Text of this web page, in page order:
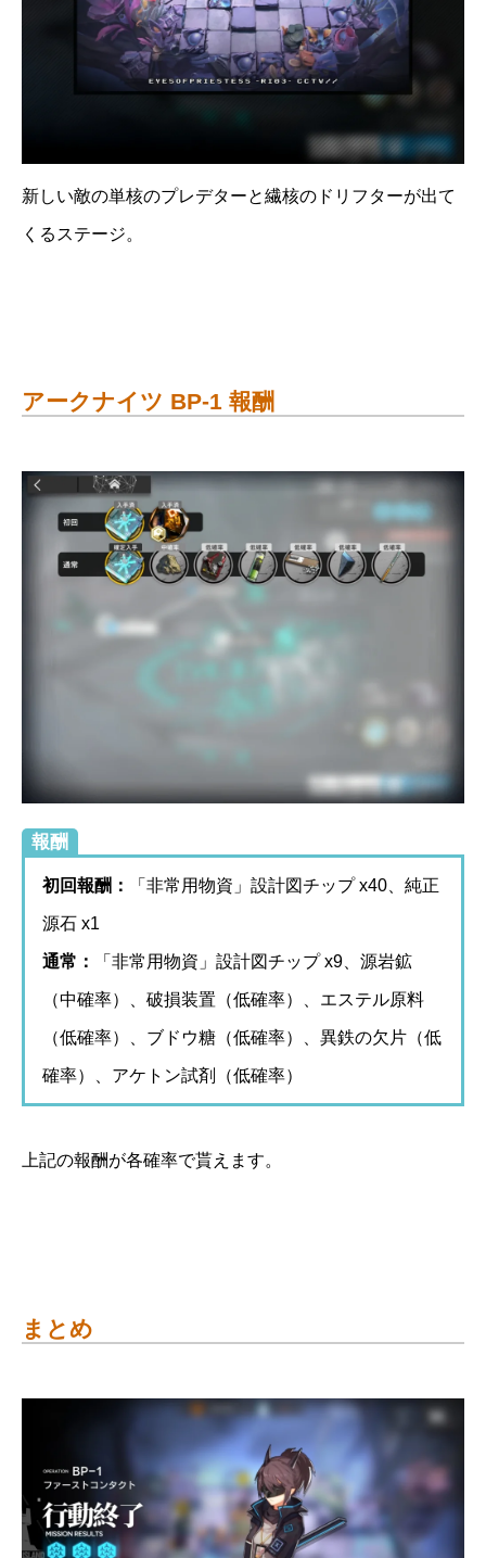
新しい敵の単核のプレデターと繊核のドリフターが出て
くるステージ。
アークナイツ BP-1 報酬
報酬
初回報酬： 「非常用物資」設計図チップ x40、純正
源石 x1
通常： 「非常用物資」設計図チップ x9、源岩鉱
（中確率）、破損装置（低確率）、エステル原料
（低確率）、ブドウ糖（低確率）、異鉄の欠片（低
確率）、アケトン試剤（低確率）
上記の報酬が各確率で貰えます。
まとめ